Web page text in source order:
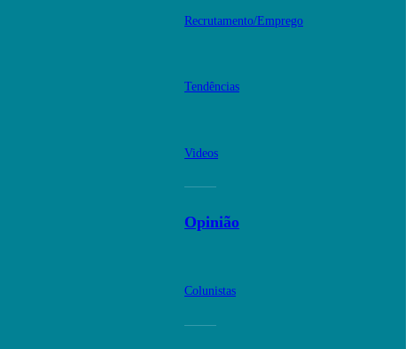
Recrutamento/Emprego
Tendências
Videos
Opinião
Colunistas